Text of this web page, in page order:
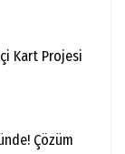
Kart Projesi
Çözüm